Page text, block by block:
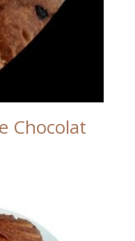
Chocolat